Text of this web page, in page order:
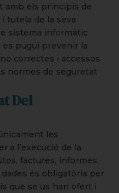
amb els principis de
tutela de la seva
sistema informàtic
es pugui prevenir la
correctes i accessos
normes de seguretat
Del
les
a l’execució de la
factures, informes,
dades és obligatòria per
que se us han ofert i